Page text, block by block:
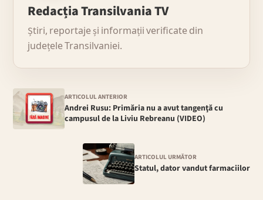
Redacția Transilvania TV
Știri, reportaje și informații verificate din
județele Transilvaniei.
ARTICOLUL ANTERIOR
Andrei Rusu: Primăria nu a avut tangenţă cu
campusul de la Liviu Rebreanu (VIDEO)
ARTICOLUL URMĂTOR
Statul, dator vandut farmaciilor